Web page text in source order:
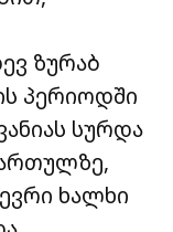
ზურაბ
პერიოდში
სურდა
ხალხი